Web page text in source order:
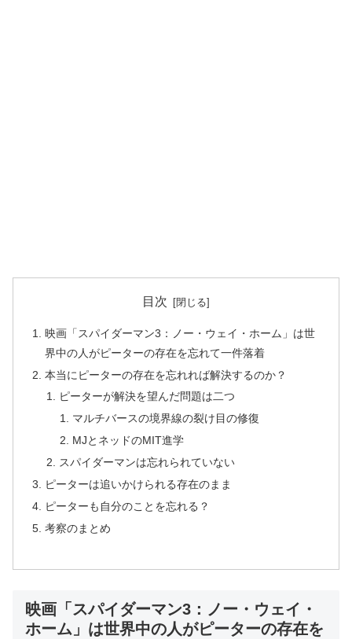
目次
映画「スパイダーマン3：ノー・ウェイ・ホーム」は世
界中の人がピーターの存在を忘れて一件落着
本当にピーターの存在を忘れれば解決するのか？
ピーターが解決を望んだ問題は二つ
マルチバースの境界線の裂け目の修復
MJとネッドのMIT進学
スパイダーマンは忘れられていない
ピーターは追いかけられる存在のまま
ピーターも自分のことを忘れる？
考察のまとめ
映画「スパイダーマン3：ノー・ウェイ・
ホーム」は世界中の人がピーターの存在を